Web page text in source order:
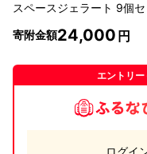
スペースジェラート 9個
寄附金額24,000
エントリー